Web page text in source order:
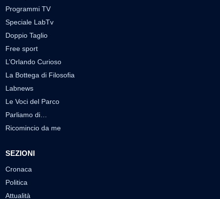
Programmi TV
Speciale LabTv
Doppio Taglio
Free sport
L’Orlando Curioso
La Bottega di Filosofia
Labnews
Le Voci del Parco
Parliamo di…
Ricomincio da me
SEZIONI
Cronaca
Politica
Attualità